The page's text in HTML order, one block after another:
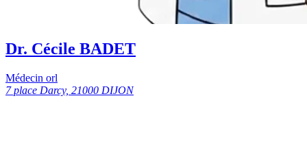
Dr. Cécile BADET
Médecin orl
7 place Darcy, 21000 DIJON